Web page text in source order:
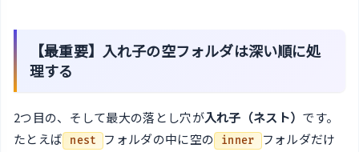
【最重要】入れ子の空フォルダは深い順に処
理する
2つ目の、そして最大の落とし穴が入れ子（ネスト） です。
たとえば
nest フォルダの中に空の inner
フォルダだけ